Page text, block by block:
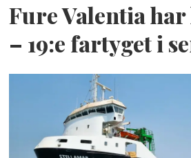
Fure Valentia
– 19:e fartyget i